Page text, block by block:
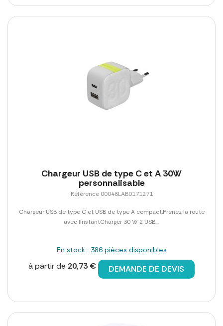
Chargeur USB de type C et A 30W
personnalisable
Référence 00048LAB0171271
Chargeur USB de type C et USB de type A compact.Prenez la route
avec lInstantCharger 30 W 2 USB....
En stock : 386 pièces disponibles
à partir de 20,73 € DEMANDE DE DEVIS